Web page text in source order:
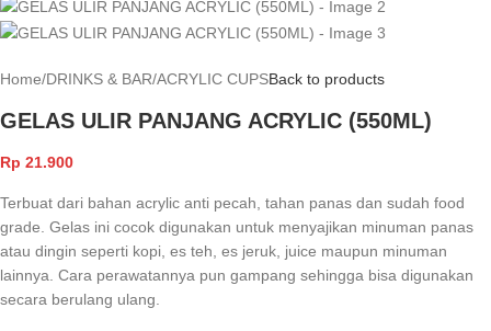
Home/DRINKS & BAR/ACRYLIC CUPSBack to products
GELAS ULIR PANJANG ACRYLIC (550ML)
Rp 21.900
Terbuat dari bahan acrylic anti pecah, tahan panas dan sudah food
grade. Gelas ini cocok digunakan untuk menyajikan minuman panas
atau dingin seperti kopi, es teh, es jeruk, juice maupun minuman
lainnya. Cara perawatannya pun gampang sehingga bisa digunakan
secara berulang ulang.